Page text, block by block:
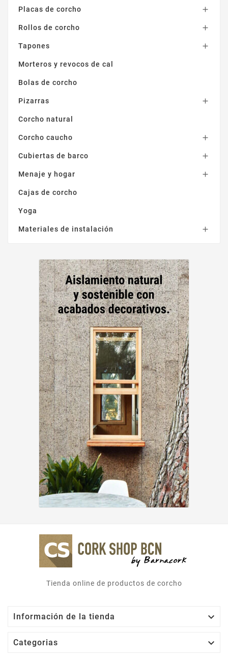
Placas de corcho 
Rollos de corcho 
Tapones 
Morteros y revocos de cal
Bolas de corcho
Pizarras 
Corcho natural
Corcho caucho 
Cubiertas de barco 
Menaje y hogar 
Cajas de corcho
Yoga
Materiales de instalación 
Tienda online de productos de corcho
Información de la tienda 
Categorias 